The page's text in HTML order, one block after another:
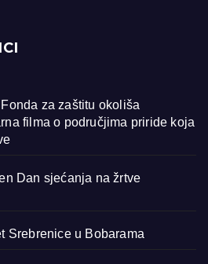
za zaštitu okoliša
filma o područjima priride koja
Dan sjećanja na žrtve
Srebrenice u Bobarama